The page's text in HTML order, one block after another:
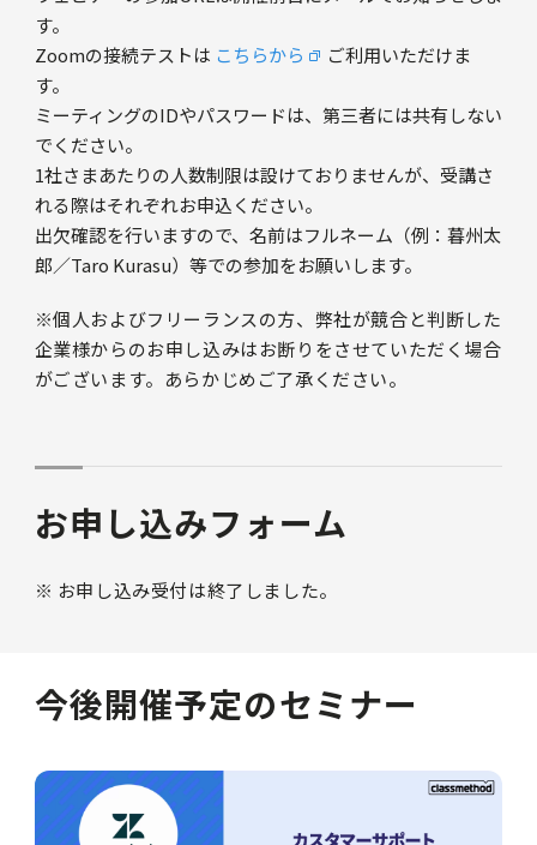
す。
Zoomの接続テストは こちらから
ご利用いただけま
す。
ミーティングのIDやパスワードは、第三者には共有しない
でください。
1社さまあたりの人数制限は設けておりませんが、受講さ
れる際はそれぞれお申込ください。
出欠確認を行いますので、名前はフルネーム（例：暮州太
郎／Taro Kurasu）等での参加をお願いします。
※個人およびフリーランスの方、弊社が競合と判断した
企業様からのお申し込みはお断りをさせていただく場合
がございます。あらかじめご了承ください。
お申し込みフォーム
※ お申し込み受付は終了しました。
今後開催予定のセミナー